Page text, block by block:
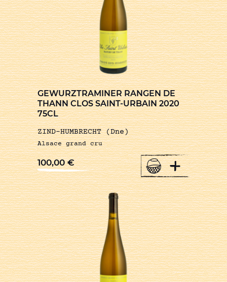
GEWURZTRAMINER RANGEN DE
THANN CLOS SAINT-URBAIN 2020
75CL
ZIND-HUMBRECHT (Dne)
Alsace grand cru
100,00€ +